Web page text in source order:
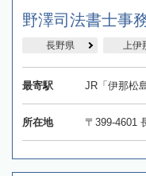
野澤司法書士事
長野県 上伊
最寄駅 JR「伊那松
所在地 〒399-4601